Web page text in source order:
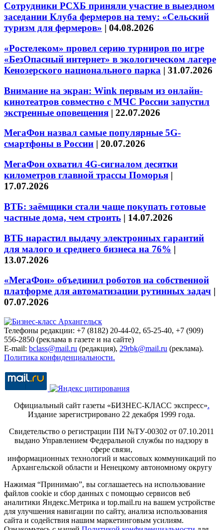
Сотрудники РСХБ приняли участие в выездном
заседании Клуба фермеров на тему: «Сельский
туризм для фермеров» | 04.08.2026
«Ростелеком» провел серию турниров по игре
«БезОпасный интернет» в экологическом лагере
Кенозерского национального парка | 31.07.2026
Внимание на экран: Wink первым из онлайн-
кинотеатров совместно с МЧС России запустил
экстренные оповещения | 22.07.2026
МегаФон назвал самые популярные 5G-
смартфоны в России | 20.07.2026
МегаФон охватил 4G-сигналом десятки
километров главной трассы Поморья |
17.07.2026
ВТБ: заёмщики стали чаще покупать готовые
частные дома, чем строить | 14.07.2026
ВТБ нарастил выдачу электронных гарантий
для малого и среднего бизнеса на 76% |
13.07.2026
«МегаФон» объединил роботов на собственной
платформе для автоматизации рутинных задач |
07.07.2026
Телефоны редакции: +7 (8182) 20-44-02, 65-25-40, +7 (909)
556-2850 (реклама в газете и на сайте)
E-mail: bclass@mail.ru (редакция), 29rbk@mail.ru (реклама).
Политика конфиденциальности.
Официальный сайт газеты «БИЗНЕС-КЛАСС экспресс».
Издание зарегистрировано 22 декабря 1999 года.
Свидетельство о регистрации ПИ №ТУ-00302 от 07.10.2011
выдано Управлением Федеральной службы по надзору в
сфере связи,
информационных технологий и массовых коммуникаций по
Архангельской области и Ненецкому автономному округу
Нажимая “Принимаю”, вы соглашаетесь на использование
файлов cookie и сбор данных с помощью сервисов веб
аналитики Яндекс.Метрика и top.mail.ru на вашем устройстве
для улучшения навигации по сайту, анализа использования
сайта и содействия нашим маркетинговым усилиям.